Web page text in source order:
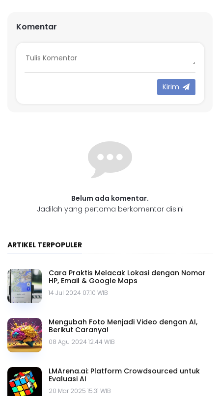
Komentar
Kirim
Belum ada komentar.
Jadilah yang pertama berkomentar disini
ARTIKEL TERPOPULER
Cara Praktis Melacak Lokasi dengan Nomor
HP, Email & Google Maps
14 Jul 2024 07.10 WIB
Mengubah Foto Menjadi Video dengan AI,
Berikut Caranya!
08 Agu 2024 12.44 WIB
LMArena.ai: Platform Crowdsourced untuk
Evaluasi AI
20 Mar 2025 15.31 WIB